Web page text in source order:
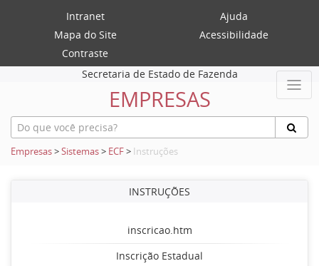
Intranet
Ajuda
Mapa do Site
Acessibilidade
Contraste
Secretaria de Estado de Fazenda
EMPRESAS
Empresas>Sistemas> ECF> Instruções
INSTRUÇÕES
inscricao.htm
Inscrição Estadual